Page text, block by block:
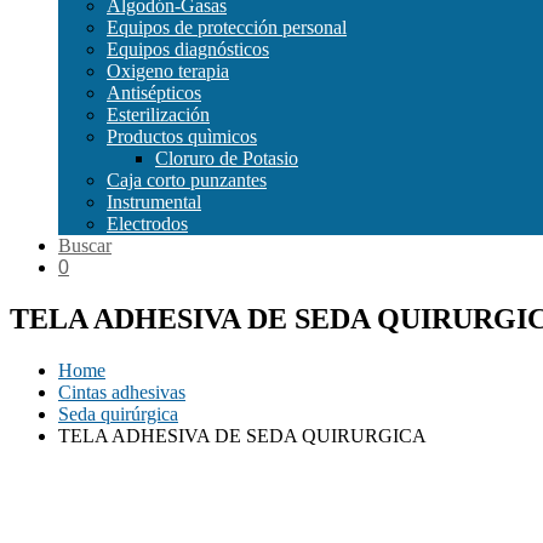
Algodón-Gasas
Equipos de protección personal
Equipos diagnósticos
Oxigeno terapia
Antisépticos
Esterilización
Productos quìmicos
Cloruro de Potasio
Caja corto punzantes
Instrumental
Electrodos
Buscar
0
TELA ADHESIVA DE SEDA
Home
Cintas adhesivas
Seda quirúrgica
TELA ADHESIVA DE SEDA QUIRURGICA